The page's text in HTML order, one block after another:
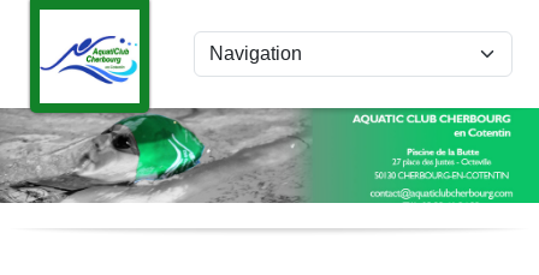
Panneau de gestion des cookies